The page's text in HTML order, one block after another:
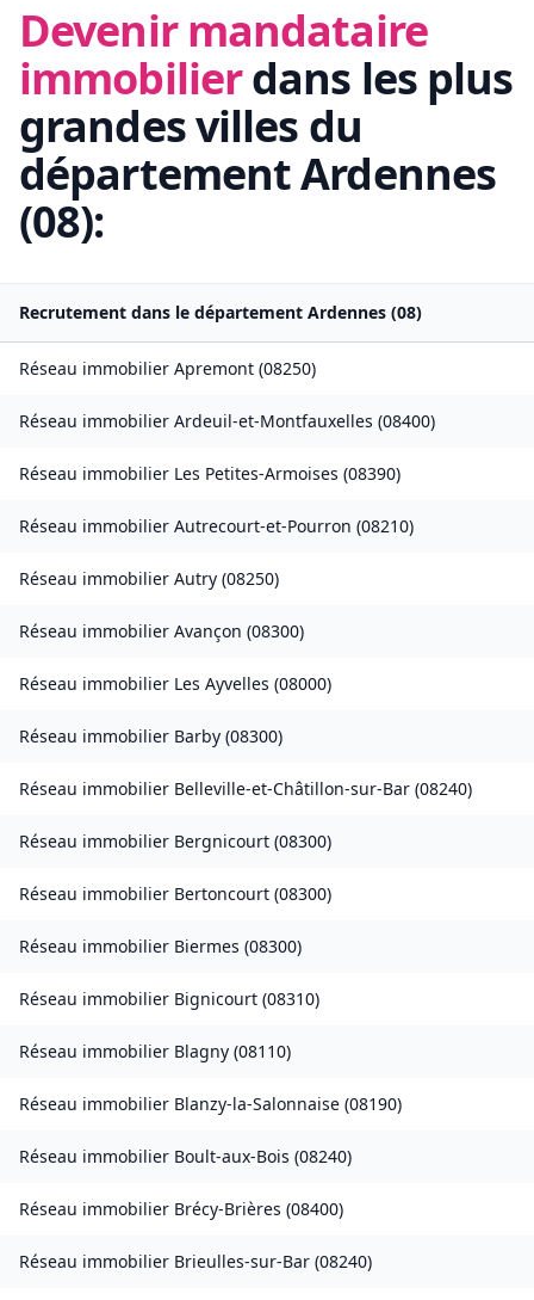
Devenir mandataire
immobilierdans les plus
grandes villes du
départementArdennes
(08):
Recrutement dans le département Ardennes (08)
Réseau immobilier Apremont (08250)
Réseau immobilier Ardeuil-et-Montfauxelles (08400)
Réseau immobilier Les Petites-Armoises (08390)
Réseau immobilier Autrecourt-et-Pourron (08210)
Réseau immobilier Autry (08250)
Réseau immobilier Avançon (08300)
Réseau immobilier Les Ayvelles (08000)
Réseau immobilier Barby (08300)
Réseau immobilier Belleville-et-Châtillon-sur-Bar (08240)
Réseau immobilier Bergnicourt (08300)
Réseau immobilier Bertoncourt (08300)
Réseau immobilier Biermes (08300)
Réseau immobilier Bignicourt (08310)
Réseau immobilier Blagny (08110)
Réseau immobilier Blanzy-la-Salonnaise (08190)
Réseau immobilier Boult-aux-Bois (08240)
Réseau immobilier Brécy-Brières (08400)
Réseau immobilier Brieulles-sur-Bar (08240)